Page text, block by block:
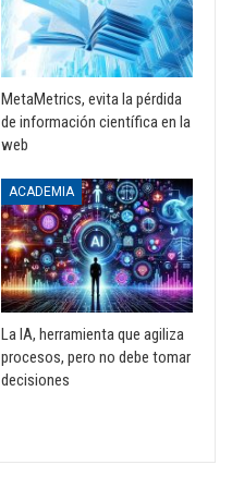
MetaMetrics, evita la pérdida
de información científica en la
web
ACADEMIA
La IA, herramienta que agiliza
procesos, pero no debe tomar
decisiones